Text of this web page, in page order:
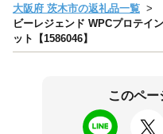
大阪府 茨木市の返礼品一覧
ビーレジェンド WPCプロテイ
ット【1586046】
このペー